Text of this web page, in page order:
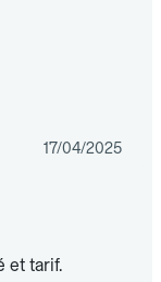
17/04/2025
et tarif.